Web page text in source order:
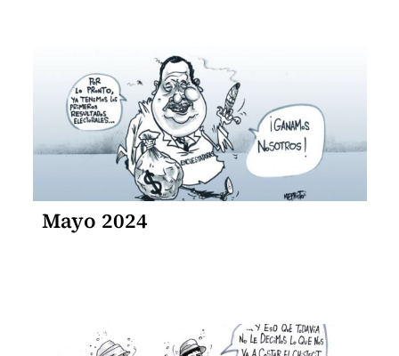
Mayo 2024